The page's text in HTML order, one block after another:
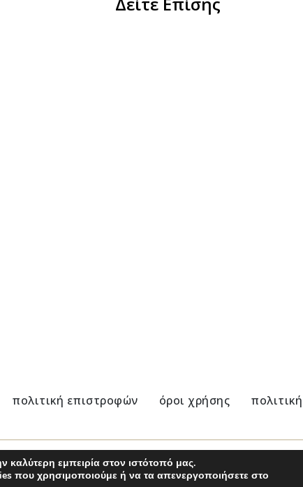
πολιτική επιστροφών όροι χρήσης
εμπειρία στον ιστότοπό μας.
που χρησιμοποιούμε ή να τα απενεργοποιήσετε στο